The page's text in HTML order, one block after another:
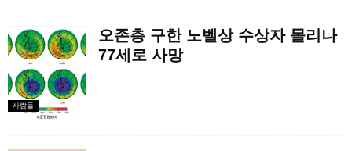
사람들
오존층 구한 노벨상 수상자 몰리나
77세로 사망